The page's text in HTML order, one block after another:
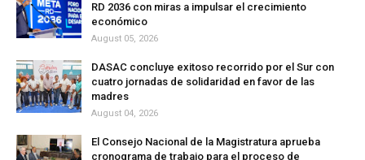
RD 2036 con miras a impulsar el crecimiento
económico
August 05, 2026
DASAC concluye exitoso recorrido por el Sur con
cuatro jornadas de solidaridad en favor de las
madres
August 04, 2026
El Consejo Nacional de la Magistratura aprueba
cronograma de trabajo para el proceso de